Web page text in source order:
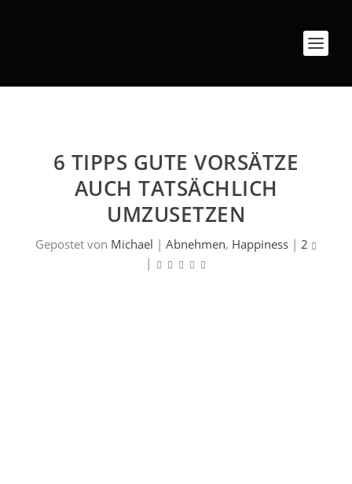
6 TIPPS GUTE VORSÄTZE
AUCH TATSÄCHLICH
UMZUSETZEN
Gepostet von Michael | Abnehmen, Happiness | 2
|